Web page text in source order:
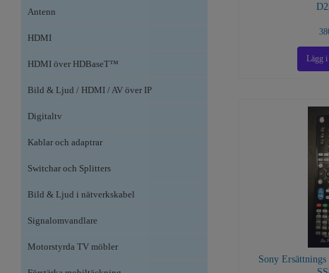
Antenn
HDMI
HDMI över HDBaseT™
Bild & Ljud / HDMI / AV över IP
Digitaltv
Kablar och adaptrar
Switchar och Splitters
Bild & Ljud i nätverkskabel
Signalomvandlare
Motorstyrda TV möbler
Sony